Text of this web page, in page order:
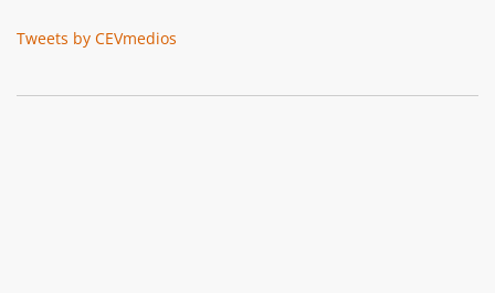
Tweets by CEVmedios